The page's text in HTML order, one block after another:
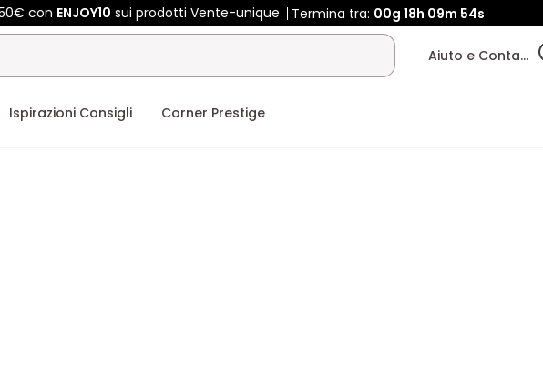
con ENJOY10 sui prodotti Vente-unique Termina tra: 00g 18h 09m 54s
Aiuto e Contatti
Ispirazioni Consigli Corner Prestige